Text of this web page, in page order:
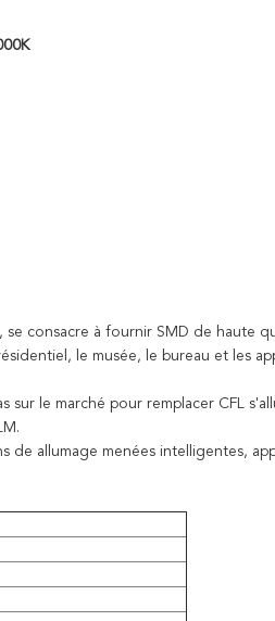
consacre à fournir SMD de haute
le musée, le bureau et les
sur le marché pour remplacer CFL
de allumage menées intelligentes,